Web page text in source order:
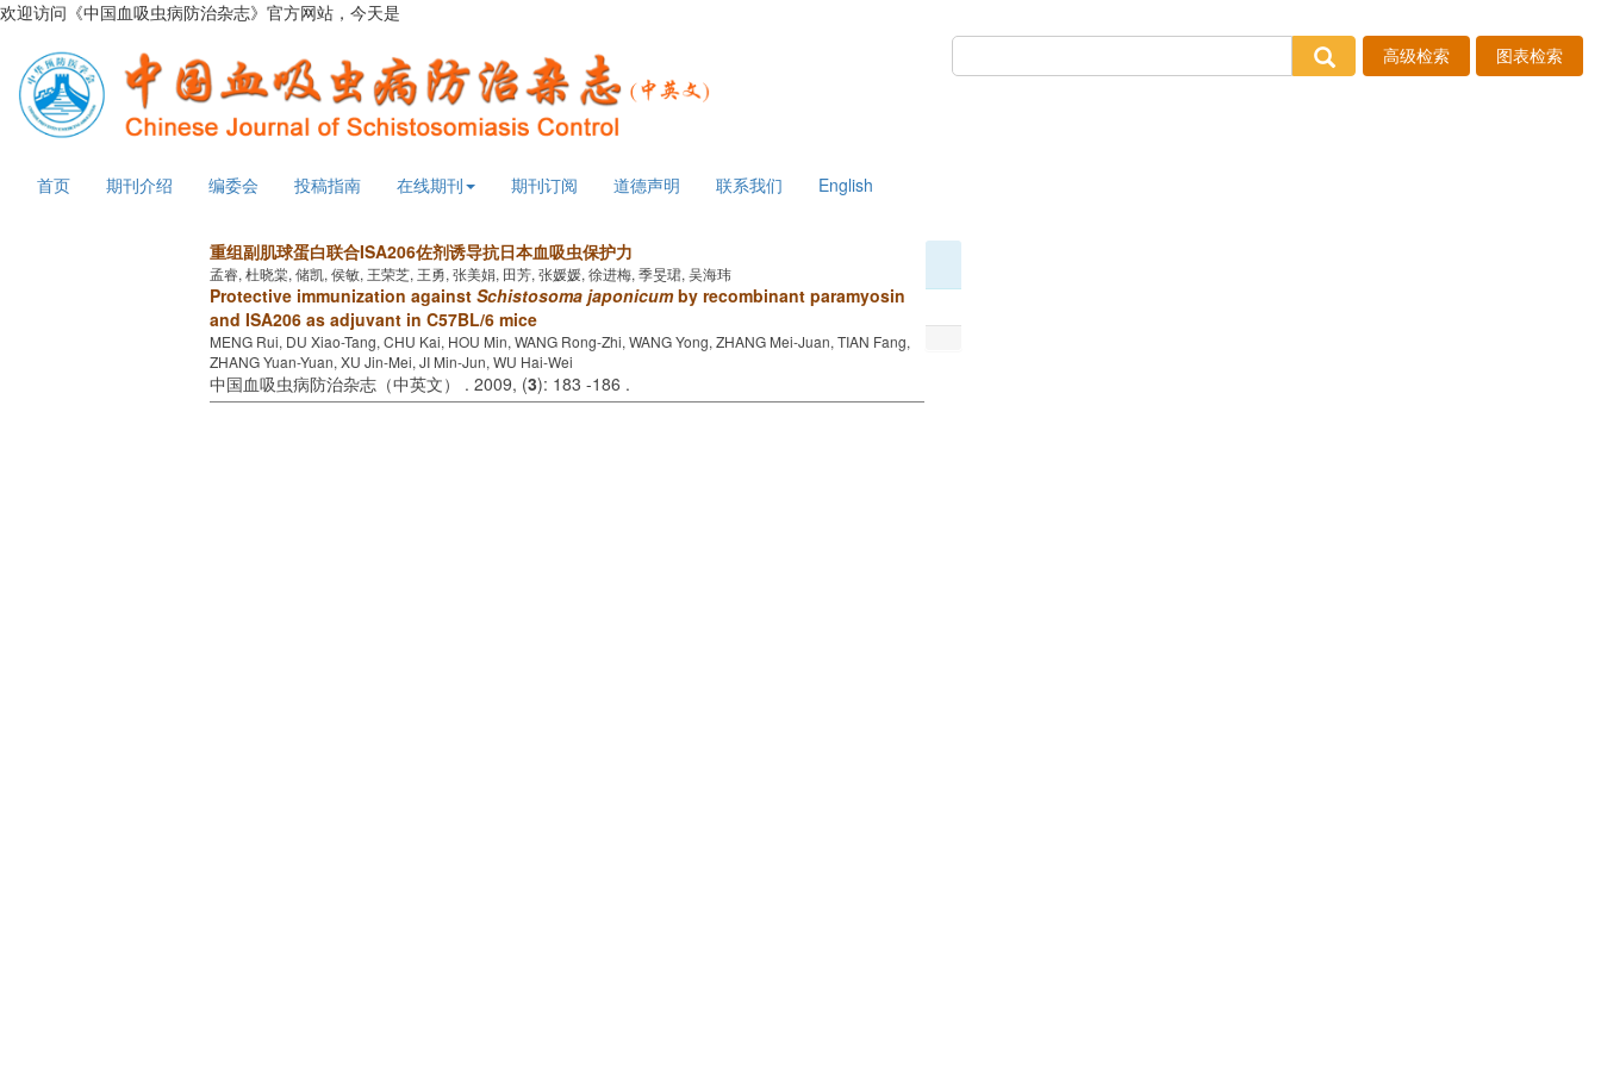
欢迎访问《中国血吸虫病防治杂志》官方网站，今天是
首页 期刊介绍 编委会 投稿指南 在线期刊 期刊订阅 道德声明 联系我们 English
重组副肌球蛋白联合ISA206佐剂诱导抗日本血吸虫保护力
孟睿, 杜晓棠, 储凯, 侯敏, 王荣芝, 王勇, 张美娟, 田芳, 张媛媛, 徐进梅, 季旻珺, 吴海玮
Protective immunization against Schistosoma japonicumby recombinant paramyosin
and ISA206 as adjuvant in C57BL/6 mice
MENG Rui, DU Xiao-Tang, CHU Kai, HOU Min, WANG Rong-Zhi, WANG Yong, ZHANG Mei-Juan, TIAN Fang,
ZHANG Yuan-Yuan, XU Jin-Mei, JI Min-Jun, WU Hai-Wei
中国血吸虫病防治杂志（中英文） . 2009, (3): 183 -186 .